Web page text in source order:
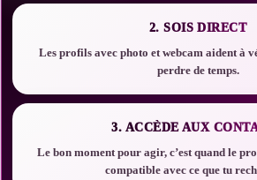
2. SOIS DIRECT
Les profils avec photo et webcam aident à
perdre de temps.
3. ACCÈDE AUX
Le bon moment pour agir, c’est quand le
compatible avec ce que tu